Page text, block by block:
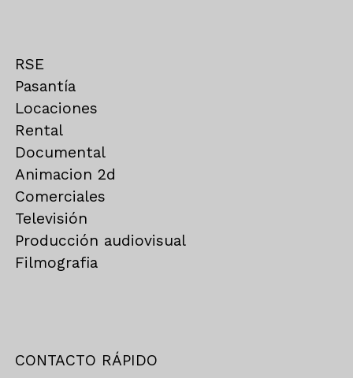
RSE
Pasantía
Locaciones
Rental
Documental
Animacion 2d
Comerciales
Televisión
Producción audiovisual
Filmografia
CONTACTO RÁPIDO